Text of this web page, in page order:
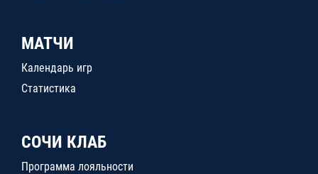
МАТЧИ
Календарь игр
Статистика
СОЧИ КЛАБ
Программа лояльности